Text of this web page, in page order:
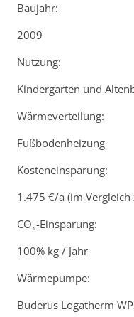
Baujahr:
2009
Nutzung:
Kindergarten und
Wärmeverteilung:
Fußbodenheizung
Kosteneinsparung:
1.475 €/a (im Vergleich
CO₂-Einsparung:
100% kg / Jahr
Wärmepumpe:
Buderus Logatherm